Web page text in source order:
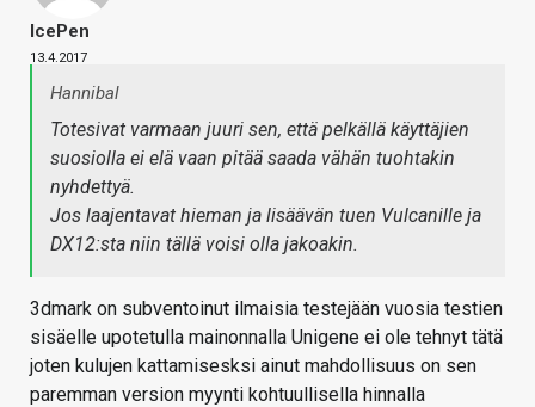
IcePen
13.4.2017
Hannibal
Totesivat varmaan juuri sen, että pelkällä käyttäjien
suosiolla ei elä vaan pitää saada vähän tuohtakin
nyhdettyä.
Jos laajentavat hieman ja lisäävän tuen Vulcanille ja
DX12:sta niin tällä voisi olla jakoakin.
3dmark on subventoinut ilmaisia testejään vuosia testien
sisäelle upotetulla mainonnalla Unigene ei ole tehnyt tätä
joten kulujen kattamisesksi ainut mahdollisuus on sen
paremman version myynti kohtuullisella hinnalla